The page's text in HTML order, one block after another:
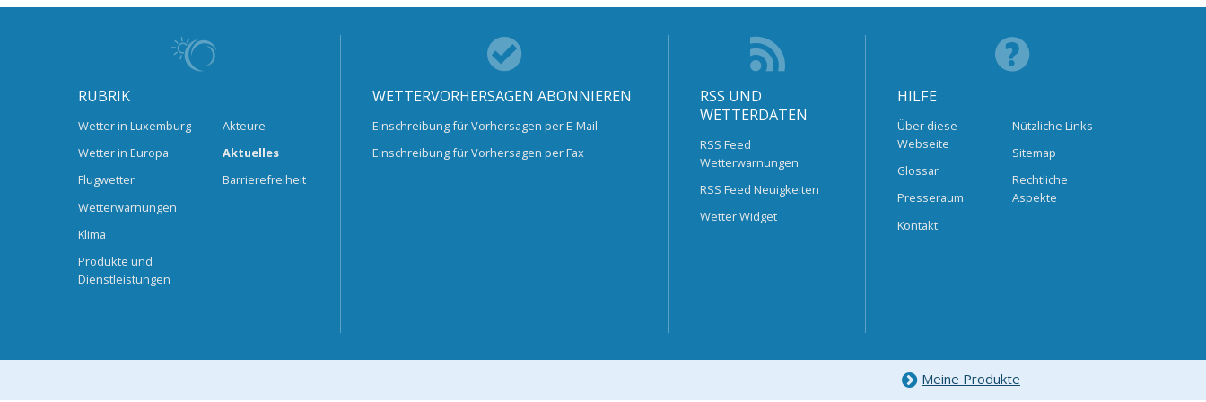
RUBRIK
Wetter in Luxemburg
Wetter in Europa
Flugwetter
Wetterwarnungen
Klima
Produkte und
Dienstleistungen
Akteure
Aktuelles
Barrierefreiheit
WETTERVORHERSAGEN ABONNIEREN
Einschreibung für Vorhersagen per E-Mail
Einschreibung für Vorhersagen per Fax
RSS UND
WETTERDATEN
RSS Feed
Wetterwarnungen
RSS Feed Neuigkeiten
Wetter Widget
HILFE
Über diese
Webseite
Glossar
Presseraum
Kontakt
Nützliche Links
Sitemap
Rechtliche
Aspekte
Meine Produkte